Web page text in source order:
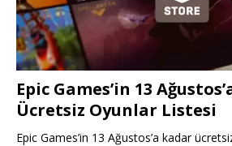
Epic Games’in 13
Ücretsiz Oyunlar Listesi
Epic Games’in 13 Ağustos’a kadar